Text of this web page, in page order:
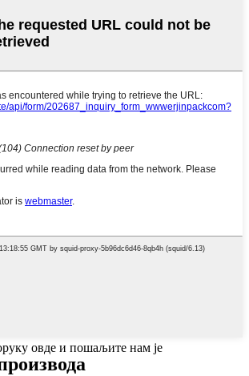
овде и пошаљите нам је